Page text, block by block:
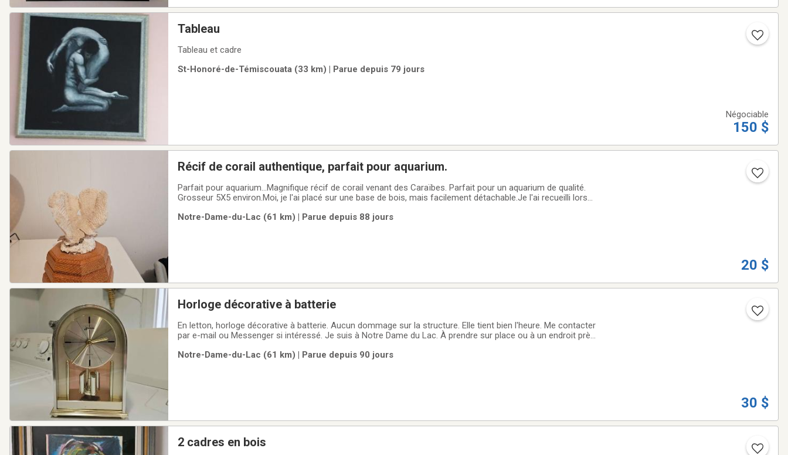
Tableau
Tableau et cadre
St-Honoré-de-Témiscouata (33 km) | Parue depuis 79 jours
Négociable
150 $
Récif de corail authentique, parfait pour aquarium.
Parfait pour aquarium...Magnifique récif de corail venant des Caraïbes. Parfait pour un aquarium de qualité.
Grosseur 5X5 environ.Moi, je l'ai placé sur une base de bois, mais facilement détachable.Je l'ai recueilli lors
Notre-Dame-du-Lac (61 km) | Parue depuis 88 jours
20 $
Horloge décorative à batterie
En letton, horloge décorative à batterie. Aucun dommage sur la structure. Elle tient bien l'heure. Me contacter
par e-mail ou Messenger si intéressé. Je suis à Notre Dame du Lac. À prendre sur place ou à un endroit près
Notre-Dame-du-Lac (61 km) | Parue depuis 90 jours
30 $
2 cadres en bois